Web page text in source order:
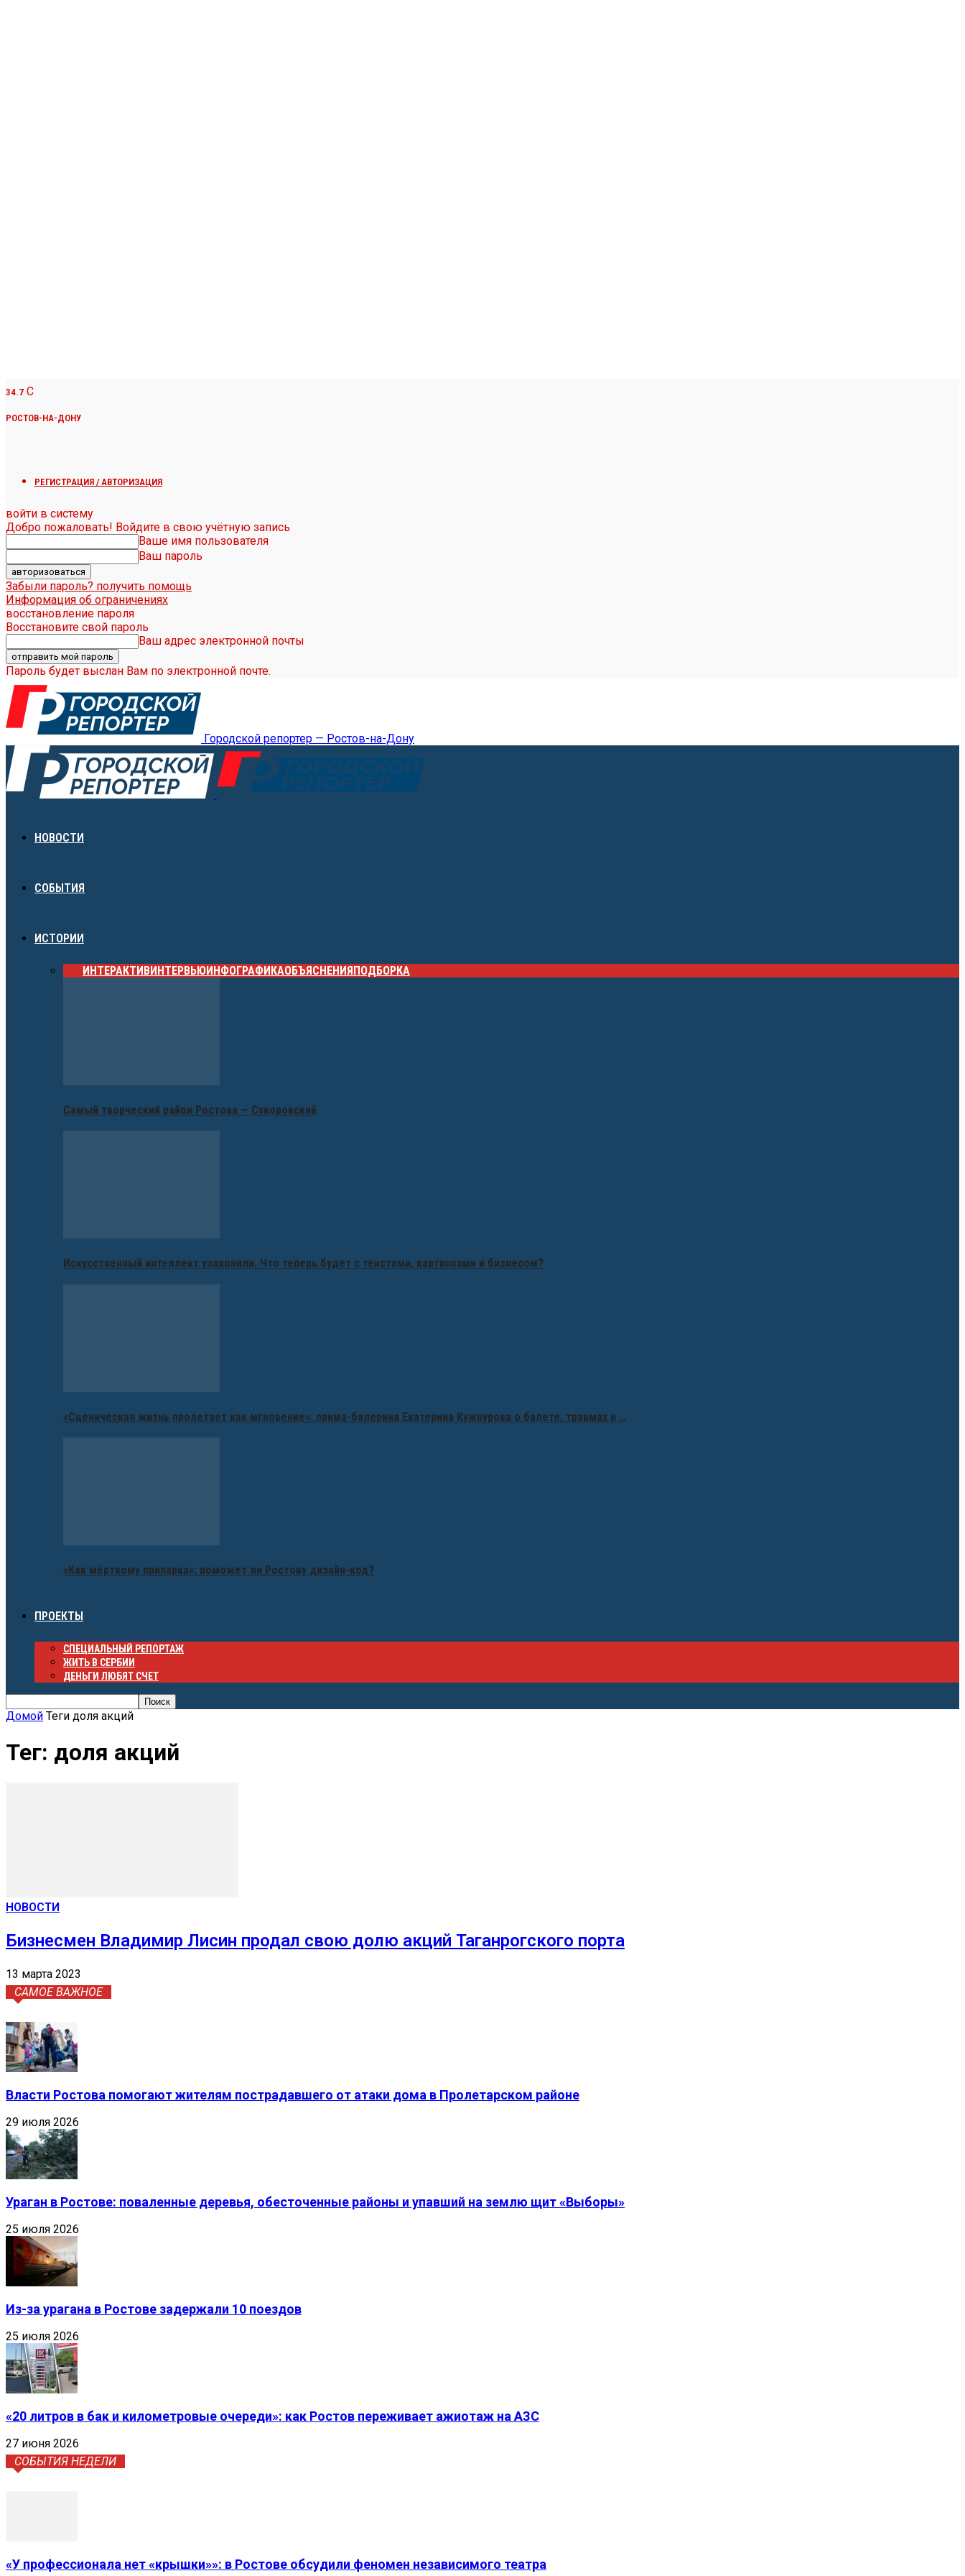
34.7 C
РОСТОВ-НА-ДОНУ
РЕГИСТРАЦИЯ / АВТОРИЗАЦИЯ
войти в систему
Добро пожаловать! Войдите в свою учётную запись
Ваше имя пользователя
Ваш пароль
Забыли пароль? получить помощь
Информация об ограничениях
восстановление пароля
Восстановите свой пароль
Ваш адрес электронной почты
Пароль будет выслан Вам по электронной почте.
Городской репортер — Ростов-на-Дону
НОВОСТИ
СОБЫТИЯ
ИСТОРИИ
ИНТЕРАКТИВИНТЕРВЬЮИНФОГРАФИКАОБЪЯСНЕНИЯПОДБОРКА
Самый творческий район Ростова — Суворовский
Искусственный интеллект узаконили. Что теперь будет с текстами, картинками и бизнесом?
«Сценическая жизнь пролетает как мгновение»: прима-балерина Екатерина Кужнурова о балете, травмах и …
«Как мёртвому припарка»: поможет ли Ростову дизайн-код?
ПРОЕКТЫ
СПЕЦИАЛЬНЫЙ РЕПОРТАЖ
ЖИТЬ В СЕРБИИ
ДЕНЬГИ ЛЮБЯТ СЧЕТ
Домой Теги доля акций
Тег: доля акций
НОВОСТИ
Бизнесмен Владимир Лисин продал свою долю акций Таганрогского порта
13 марта 2023
САМОЕ ВАЖНОЕ
Власти Ростова помогают жителям пострадавшего от атаки дома в Пролетарском районе
29 июля 2026
Ураган в Ростове: поваленные деревья, обесточенные районы и упавший на землю щит «Выборы»
25 июля 2026
Из-за урагана в Ростове задержали 10 поездов
25 июля 2026
«20 литров в бак и километровые очереди»: как Ростов переживает ажиотаж на АЗС
27 июня 2026
СОБЫТИЯ НЕДЕЛИ
«У профессионала нет «крышки»»: в Ростове обсудили феномен независимого театра